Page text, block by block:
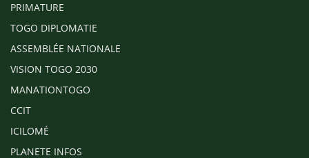
PRIMATURE
TOGO DIPLOMATIE
ASSEMBLÉE NATIONALE
VISION TOGO 2030
MANATIONTOGO
CCIT
ICILOMÉ
PLANETE INFOS